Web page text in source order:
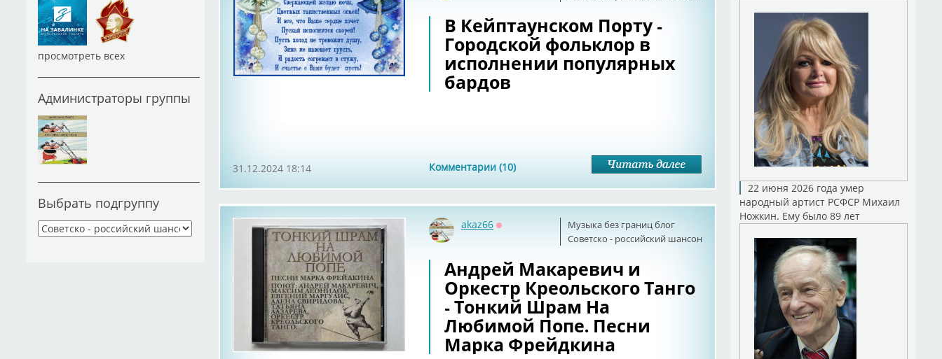
просмотреть всех
Администраторы группы
Выбрать подгруппу
В Кейптаунском Порту -
Городской фольклор в
исполнении популярных
бардов
Комментарии (10)
31.12.2024 18:14
Музыка без границ блог
Советскo - российский шансон
akaz66
Андрей Макаревич и
Оркестр Креольского Танго
- Тонкий Шрам На
Любимой Попе. Песни
Марка Фрейдкина
22 июня 2026 года умер
народный артист РСФСР Михаил
Ножкин. Ему было 89 лет